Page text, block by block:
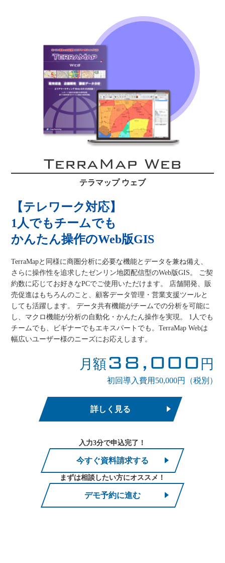
TerraMap Web
テラマップ ウェブ
【テレワーク対応】
1人でもチームでも
かんたん操作のWeb版GIS
TerraMapと同様に商圏分析に必要な機能とデータを兼ね備え、
さらに操作性を追求したゼンリン地図配信型のWeb版GIS。 ご契
約数に応じてお好きなPCでご使用いただけます。 店舗開発、販
売促進はもちろんのこと、顧客データ管理・営業支援ツールと
しても活躍します。 データ共有機能がチームでの分析を可能に
し、マクロ機能が分析の自動化・かんたん操作を実現。 1人でも
チームでも、ビギナーでもエキスパートでも。TerraMap Webは
幅広いユーザー様のニーズにお応えします。
月額38,000 円
初回導入費用50,000円（税別）
詳しく見る
入力3分で申込完了！
今すぐ資料請求する
まずは相談したい方にオススメ！
デモ予約に進む